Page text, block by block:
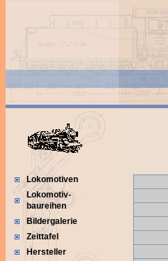
Lokomotiven
Lokomotiv-
baureihen
Bildergalerie
Zeittafel
Hersteller